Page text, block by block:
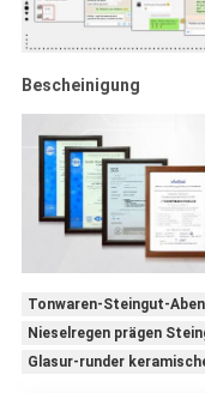
Bescheinigung
Tonwaren-Steingut-
Nieselregen prägen
Glasur-runder